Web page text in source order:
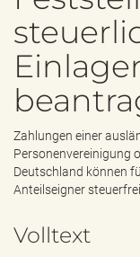
Zahlungen einer
Personenvereinigung
Deutschland können
Anteilseigner steuerfrei
Volltext